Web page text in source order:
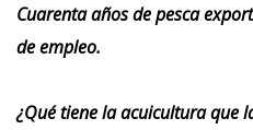
Cuarenta años de pesca
de empleo.
¿Qué tiene la acuicultura que